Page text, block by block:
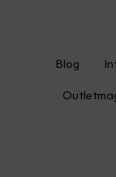
Blog